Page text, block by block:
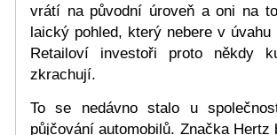
vrátí na původní úroveň a oni na
laický pohled, který nebere v
Retailoví investoři proto někdy
zkrachují.
To se nedávno stalo u
půjčování automobilů. Značka